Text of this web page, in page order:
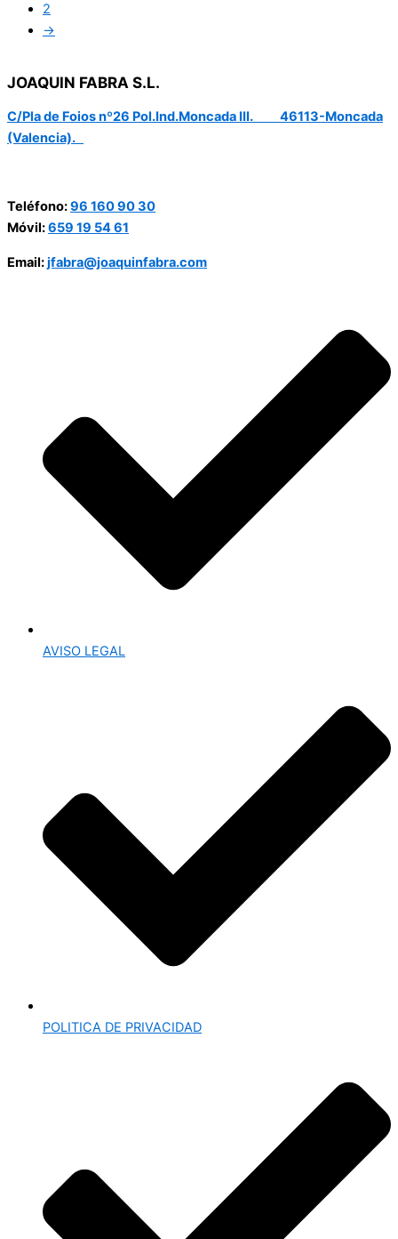
2
→
JOAQUIN FABRA S.L.
C/Pla de Foios nº26 Pol.Ind.Moncada III. 46113-Moncada
(Valencia).
Teléfono:96 160 90 30
Móvil:659 19 54 61
Email:jfabra@joaquinfabra.com
AVISO LEGAL
POLITICA DE PRIVACIDAD